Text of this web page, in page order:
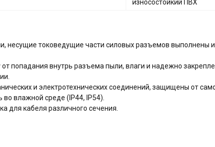
износостойкий ПВХ
несущие токоведущие части силовых разъемов выполнены
попадания внутрь разъема пыли, влаги и надежно
и электротехнических соединений, защищены от
во влажной среде (IP44, IP54).
для кабеля различного сечения.